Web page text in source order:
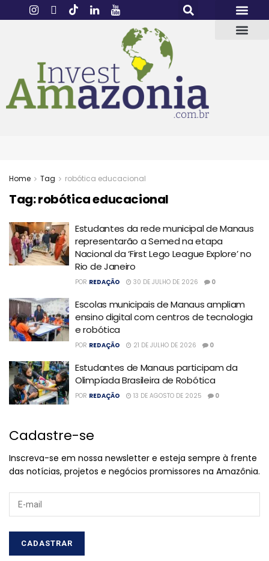
Home Tag robótica educacional
Tag:robótica educacional
Estudantes da rede municipal de Manaus
representarão a Semed na etapa
Nacional da ‘First Lego League Explore’ no
Rio de Janeiro
POR REDAÇÃO 30 DE JULHO DE 2026 0
Escolas municipais de Manaus ampliam
ensino digital com centros de tecnologia
e robótica
POR REDAÇÃO 21 DE JULHO DE 2026 0
Estudantes de Manaus participam da
Olimpíada Brasileira de Robótica
POR REDAÇÃO 13 DE AGOSTO DE 2025 0
Cadastre-se
Inscreva-se em nossa newsletter e esteja sempre à frente
das notícias, projetos e negócios promissores na Amazônia.